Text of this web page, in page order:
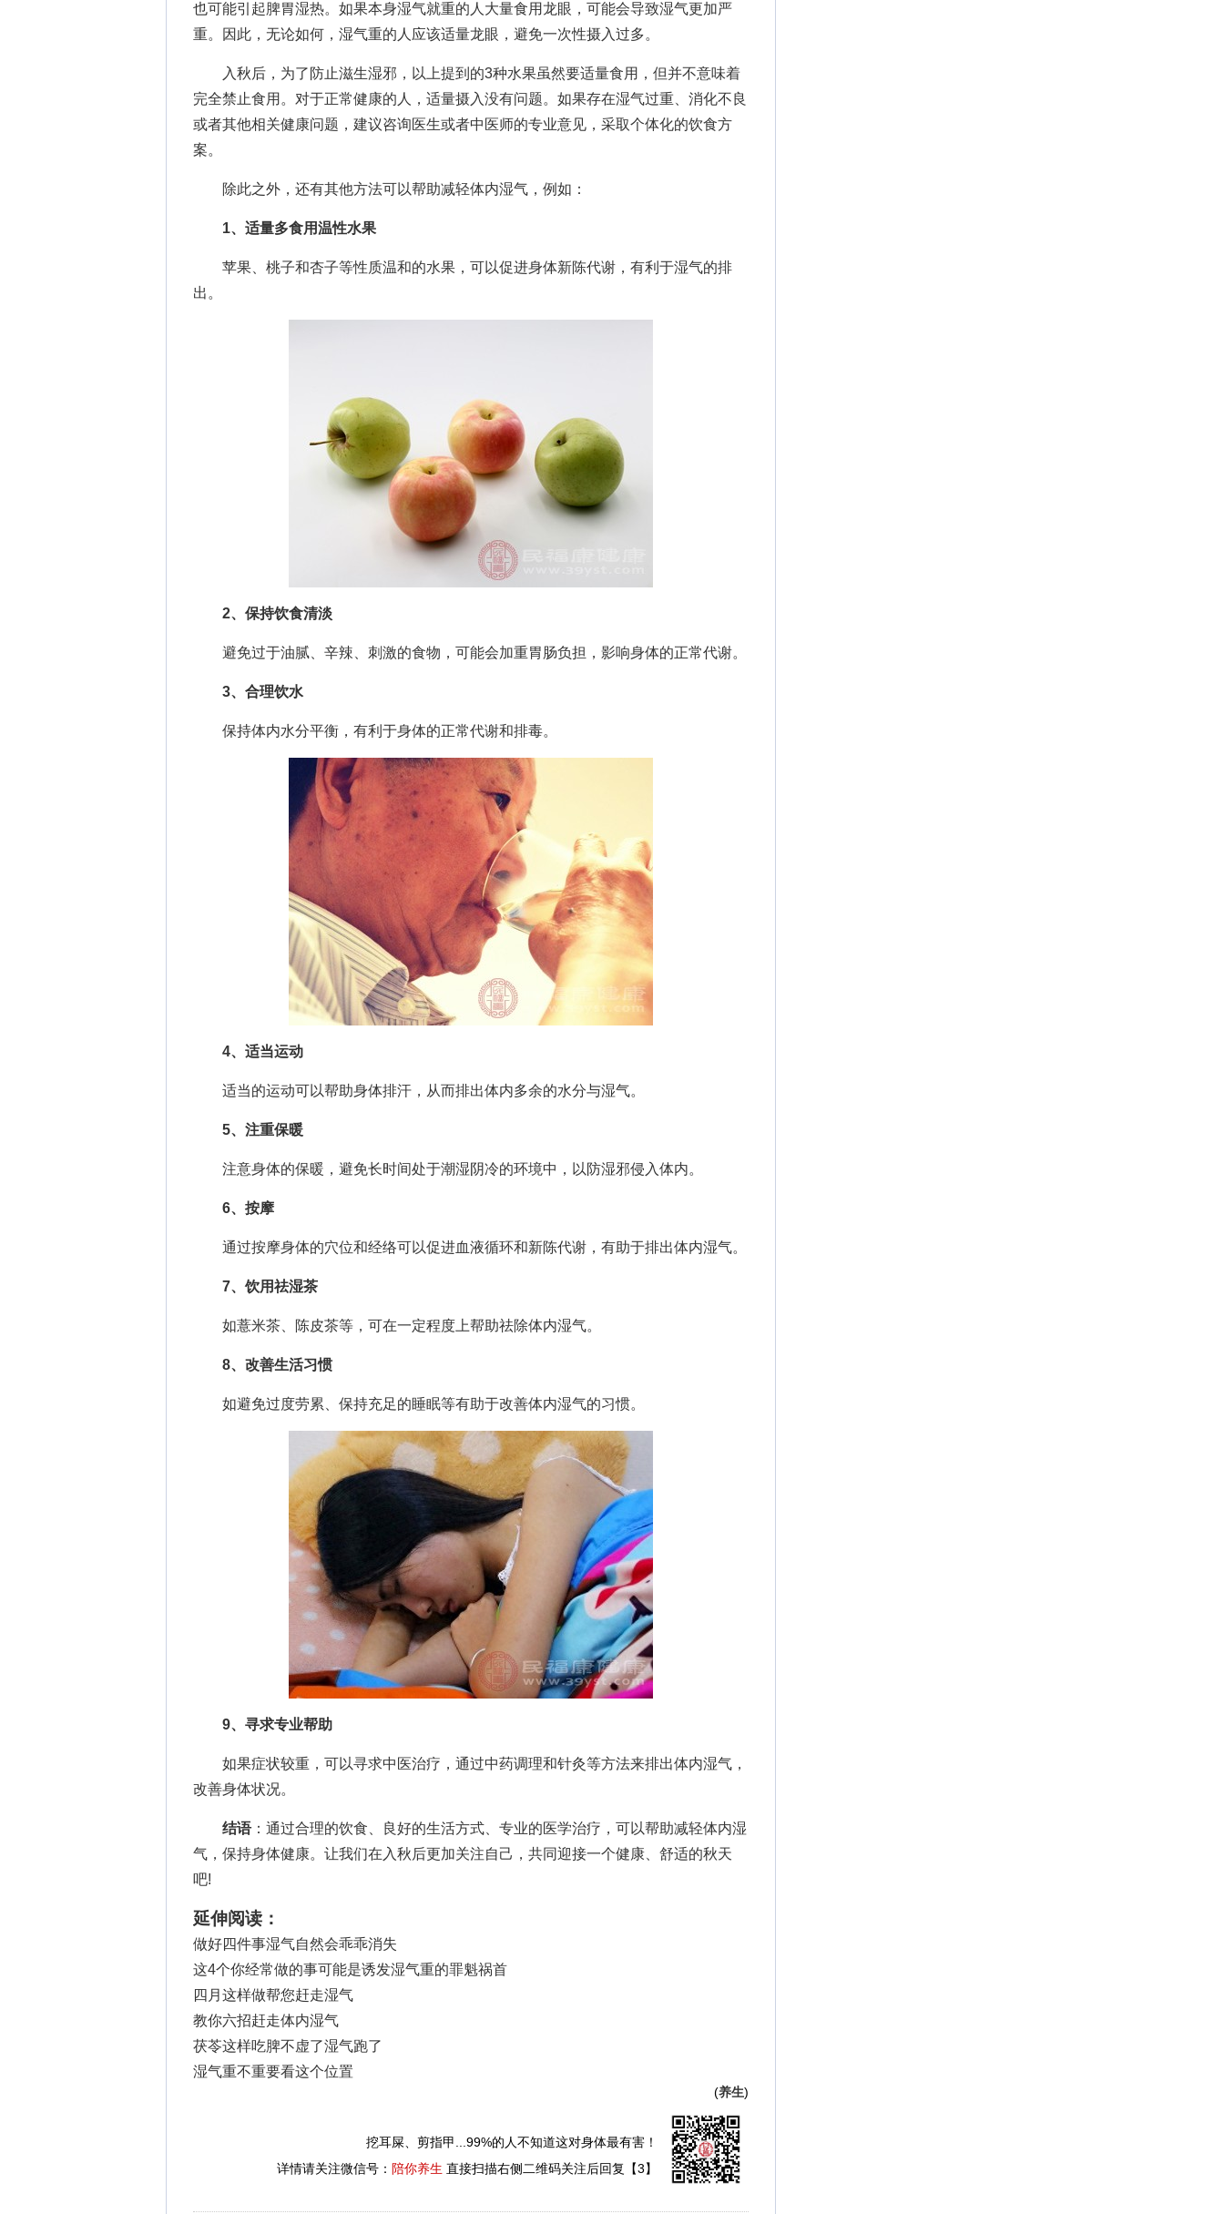
也可能引起脾胃湿热。如果本身湿气就重的人大量食用龙眼，可能会导致湿气更加严
重。因此，无论如何，湿气重的人应该适量龙眼，避免一次性摄入过多。
入秋后，为了防止滋生湿邪，以上提到的3种水果虽然要适量食用，但并不意味着
完全禁止食用。对于正常健康的人，适量摄入没有问题。如果存在湿气过重、消化不良
或者其他相关健康问题，建议咨询医生或者中医师的专业意见，采取个体化的饮食方
案。
除此之外，还有其他方法可以帮助减轻体内湿气，例如：
1、适量多食用温性水果
苹果、桃子和杏子等性质温和的水果，可以促进身体新陈代谢，有利于湿气的排
出。
2、保持饮食清淡
避免过于油腻、辛辣、刺激的食物，可能会加重胃肠负担，影响身体的正常代谢。
3、合理饮水
保持体内水分平衡，有利于身体的正常代谢和排毒。
4、适当运动
适当的运动可以帮助身体排汗，从而排出体内多余的水分与湿气。
5、注重保暖
注意身体的保暖，避免长时间处于潮湿阴冷的环境中，以防湿邪侵入体内。
6、按摩
通过按摩身体的穴位和经络可以促进血液循环和新陈代谢，有助于排出体内湿气。
7、饮用祛湿茶
如薏米茶、陈皮茶等，可在一定程度上帮助祛除体内湿气。
8、改善生活习惯
如避免过度劳累、保持充足的睡眠等有助于改善体内湿气的习惯。
9、寻求专业帮助
如果症状较重，可以寻求中医治疗，通过中药调理和针灸等方法来排出体内湿气，
改善身体状况。
结语：通过合理的饮食、良好的生活方式、专业的医学治疗，可以帮助减轻体内湿
气，保持身体健康。让我们在入秋后更加关注自己，共同迎接一个健康、舒适的秋天
吧!
延伸阅读：
做好四件事湿气自然会乖乖消失
这4个你经常做的事可能是诱发湿气重的罪魁祸首
四月这样做帮您赶走湿气
教你六招赶走体内湿气
茯苓这样吃脾不虚了湿气跑了
湿气重不重要看这个位置
(养生)
挖耳屎、剪指甲...99%的人不知道这对身体最有害！
详情请关注微信号： 陪你养生 直接扫描右侧二维码关注后回复【3】